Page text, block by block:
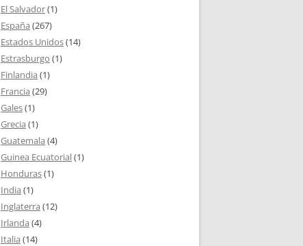
El Salvador(1)
España (267)
Estados Unidos(14)
Estrasburgo (1)
Finlandia (1)
Francia (29)
Gales(1)
Grecia (1)
Guatemala (4)
Guinea Ecuatorial(1)
Honduras(1)
India (1)
Inglaterra (12)
Irlanda (4)
Italia (14)